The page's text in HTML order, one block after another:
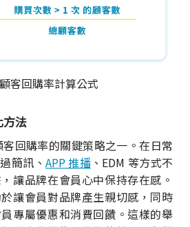
客回購率計算公式
方法
回購率的關鍵策略之一。在日常
簡訊、 APP 推播 、EDM 等方式不
讓品牌在會員心中保持存在感。
讓會員對品牌產生親切感，同時
專屬優惠和消費回饋。這樣的舉